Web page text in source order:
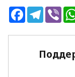
Facebook